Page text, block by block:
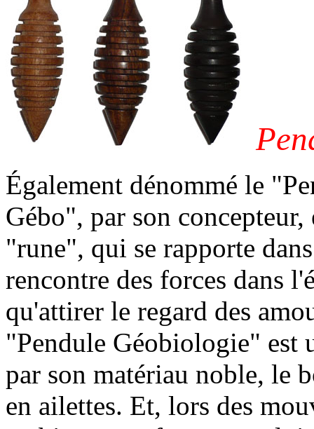
Également dénommé le
Gébo", par son
"rune", qui se rapporte
rencontre des forces dans
qu'attirer le regard des
"Pendule Géobiologie" est
par son matériau noble, le
en ailettes. Et, lors des